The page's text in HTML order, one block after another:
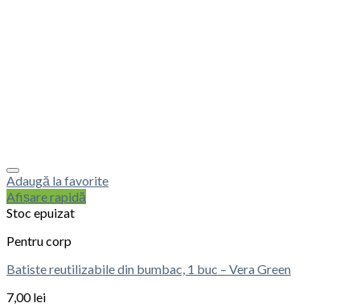
Adaugă la favorite
Afișare rapidă
Stoc epuizat
Pentru corp
Batiste reutilizabile din bumbac, 1 buc – Vera Green
7,00lei